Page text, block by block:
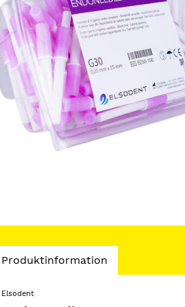
Current
Produktinformation
Elsodent